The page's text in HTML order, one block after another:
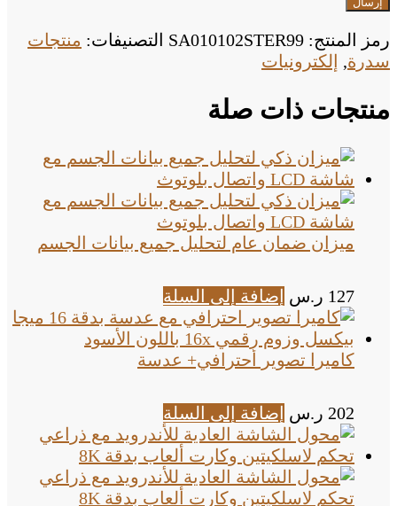
رمز المنتج: SA010102STER99 التصنيفات: منتجات
سدرة, إلكترونيات
منتجات ذات صلة
ميزان ضمان عام لتحليل جميع بيانات الجسم
127 ر.س إضافة إلى السلة
كاميرا تصوير أحترافي+ عدسة
202 ر.س إضافة إلى السلة